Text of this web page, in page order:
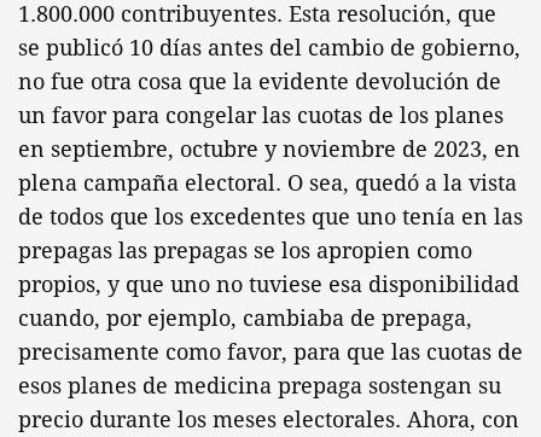
1.800.000 contribuyentes. Esta resolución, que
se publicó 10 días antes del cambio de gobierno,
no fue otra cosa que la evidente devolución de
un favor para congelar las cuotas de los planes
en septiembre, octubre y noviembre de 2023, en
plena campaña electoral. O sea, quedó a la vista
de todos que los excedentes que uno tenía en las
prepagas las prepagas se los apropien como
propios, y que uno no tuviese esa disponibilidad
cuando, por ejemplo, cambiaba de prepaga,
precisamente como favor, para que las cuotas de
esos planes de medicina prepaga sostengan su
precio durante los meses electorales. Ahora, con